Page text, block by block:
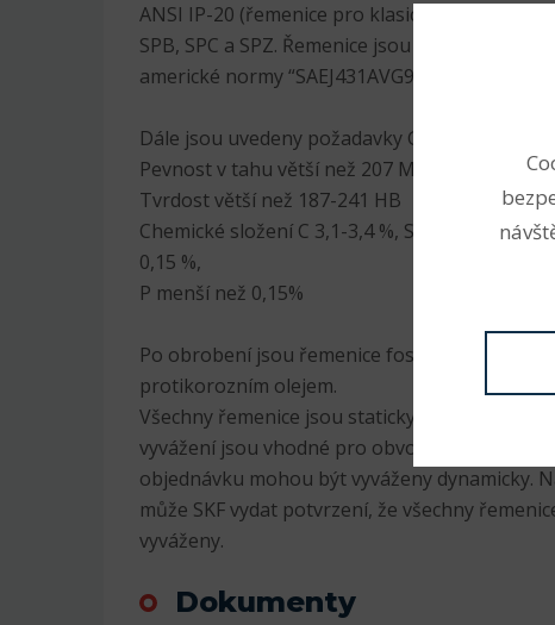
ANSI IP-20 (řemenice pro klasické řemeny).
SPB, SPC a SPZ. Řemenice jsou vyráběny z
americké normy “SAEJ431AVG96”.
Dále jsou uvedeny požadavky G3000:
Pevnost v tahu větší než 207 MPa
Tvrdost větší než 187-241 HB
Chemické složení C 3,1-3,4 %, Si 1,9-2,3 %, Mn
0,15 %,
P menší než 0,15%
Po obrobení jsou řemenice fosfátovány a
protikorozním olejem.
Všechny řemenice jsou staticky vyváženy na 6,3
vyvážení jsou vhodné pro obvodovou rychlost
objednávku mohou být vyváženy dynamicky.
může SKF vydat potvrzení, že všechny
vyváženy.
Dokumenty